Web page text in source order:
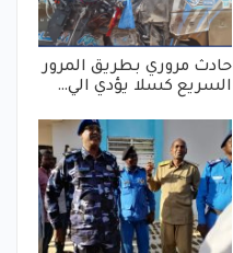
حادث مروري بطريق المرور
السريع كسلا يؤدي الي…